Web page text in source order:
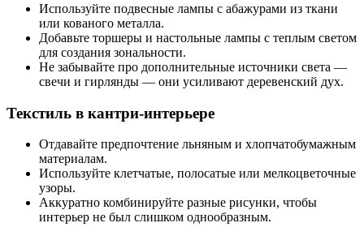
Используйте подвесные лампы с абажурами из ткани
или кованого металла.
Добавьте торшеры и настольные лампы с теплым светом
для создания зональности.
Не забывайте про дополнительные источники света —
свечи и гирлянды — они усиливают деревенский дух.
Текстиль в кантри-интерьере
Отдавайте предпочтение льняным и хлопчатобумажным
материалам.
Используйте клетчатые, полосатые или мелкоцветочные
узоры.
Аккуратно комбинируйте разные рисунки, чтобы
интерьер не был слишком однообразным.